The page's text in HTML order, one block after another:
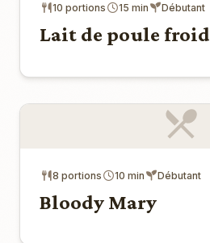
10 portions 15 min Débutant
Lait de poule froid
8 portions 10 min Débutant
Bloody Mary